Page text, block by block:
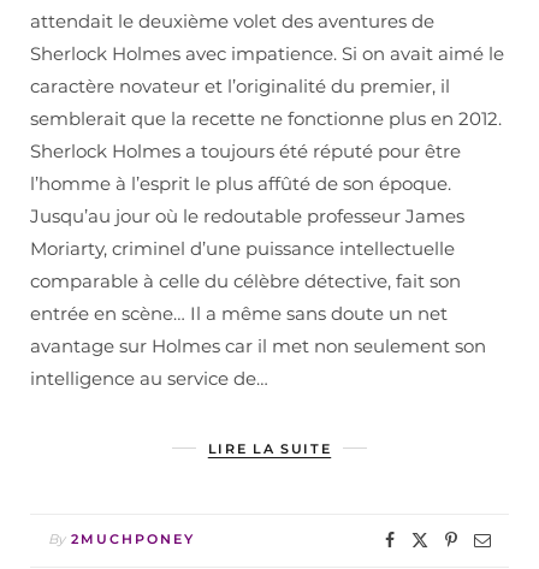
attendait le deuxième volet des aventures de
Sherlock Holmes avec impatience. Si on avait aimé le
caractère novateur et l’originalité du premier, il
semblerait que la recette ne fonctionne plus en 2012.
Sherlock Holmes a toujours été réputé pour être
l’homme à l’esprit le plus affûté de son époque.
Jusqu’au jour où le redoutable professeur James
Moriarty, criminel d’une puissance intellectuelle
comparable à celle du célèbre détective, fait son
entrée en scène… Il a même sans doute un net
avantage sur Holmes car il met non seulement son
intelligence au service de…
LIRE LA SUITE
By 2MUCHPONEY